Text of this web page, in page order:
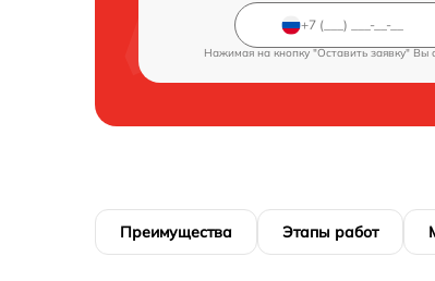
Нажимая на кнопку "Оставить заявку" Вы
Преимущества Этапы работ